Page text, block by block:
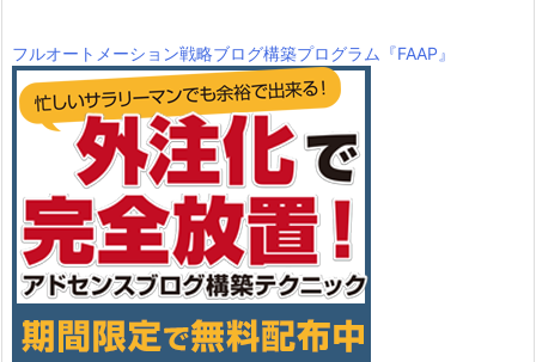
フルオートメーション戦略ブログ構築プログラム『FAAP』